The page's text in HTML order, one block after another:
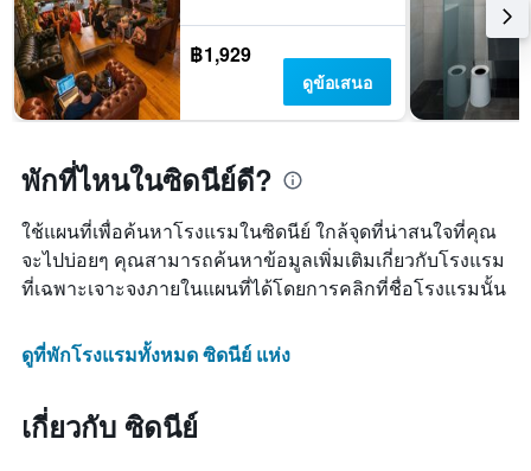
฿1,929
ดูข้อเสนอ
พักที่ไหนในซิดนีย์ดี?
ใช้แผนที่เพื่อค้นหาโรงแรมในซิดนีย์ ใกล้จุดที่น่าสนใจที่คุณ
จะไปบ่อยๆ คุณสามารถค้นหาข้อมูลเพิ่มเติมเกี่ยวกับโรงแรม
ที่เฉพาะเจาะจงภายในแผนที่ได้โดยการคลิกที่ชื่อโรงแรมนั้น
ดูที่พักโรงแรมทั้งหมด ซิดนีย์ แห่ง
เกี่ยวกับ ซิดนีย์